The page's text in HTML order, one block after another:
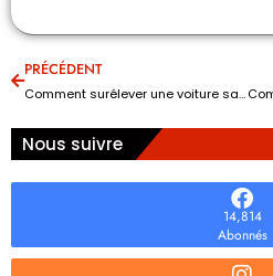
PRÉCÉDENT
Comment surélever une voiture sans pont ?
Nous suivre
14,814
Abonnés